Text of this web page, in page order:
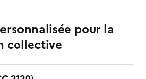
pour la
collective